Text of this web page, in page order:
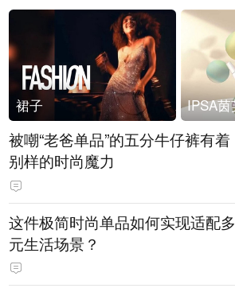
裙子
被嘲“老爸单品”的五分牛仔裤有着
别样的时尚魔力
这件极简时尚单品如何实现适配多
元生活场景？